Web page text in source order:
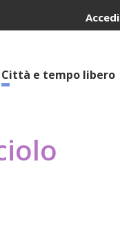
Accedi
Città e tempo libero